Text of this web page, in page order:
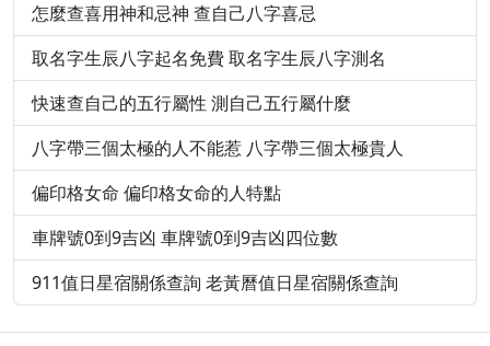
怎麼查喜用神和忌神 查自己八字喜忌
取名字生辰八字起名免費 取名字生辰八字測名
快速查自己的五行屬性 測自己五行屬什麼
八字帶三個太極的人不能惹 八字帶三個太極貴人
偏印格女命 偏印格女命的人特點
車牌號0到9吉凶 車牌號0到9吉凶四位數
911值日星宿關係查詢 老黃曆值日星宿關係查詢